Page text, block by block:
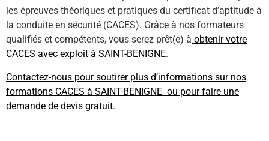
les épreuves théoriques et pratiques du certificat d’aptitude à
la conduite en sécurité (CACES). Grâce à nos formateurs
qualifiés et compétents, vous serez prêt(e) à obtenir votre
CACES avec exploit à SAINT-BENIGNE.
Contactez-nous pour soutirer plus d’informations sur nos
formations CACES à SAINT-BENIGNE ou pour faire une
demande de devis gratuit.